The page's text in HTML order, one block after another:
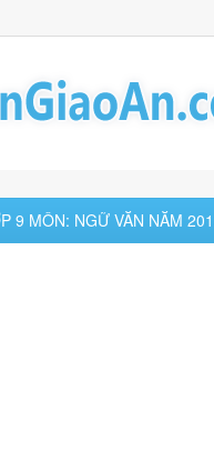
9 MÔN: NGỮ VĂN NĂM